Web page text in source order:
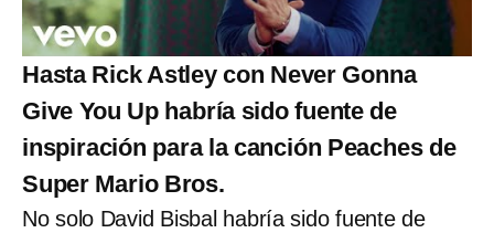
Hasta Rick Astley con Never Gonna
Give You Up habría sido fuente de
inspiración para la canción Peaches de
Super Mario Bros.
No solo David Bisbal habría sido fuente de